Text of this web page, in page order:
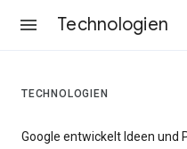
Technologien
TECHNOLOGIEN
Google entwickelt Ideen und